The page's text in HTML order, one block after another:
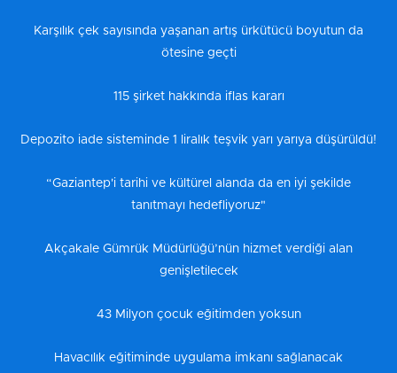
Karşılık çek sayısında yaşanan artış ürkütücü boyutun da
ötesine geçti
115 şirket hakkında iflas kararı
Depozito iade sisteminde 1 liralık teşvik yarı yarıya düşürüldü!
“Gaziantep'i tarihi ve kültürel alanda da en iyi şekilde
tanıtmayı hedefliyoruz"
Akçakale Gümrük Müdürlüğü’nün hizmet verdiği alan
genişletilecek
43 Milyon çocuk eğitimden yoksun
Havacılık eğitiminde uygulama imkanı sağlanacak